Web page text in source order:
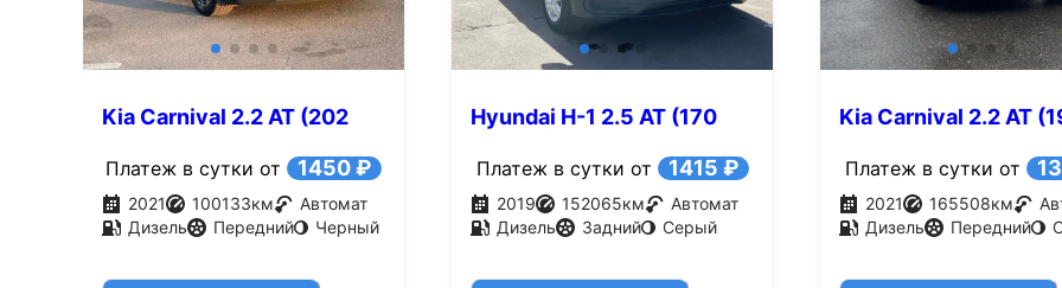
Kia Carnival 2.2 AT (202
Платеж в сутки от 1450 ₽
2021 100133км
Автомат
Дизель
Передний Черный
Hyundai H-1 2.5 AT (170
Платеж в сутки от 1415 ₽
2019 152065км
Автомат
Дизель
Задний Серый
Kia Carnival 2.2 AT
Платеж в сутки от
2021 165508км
Дизель
Передний